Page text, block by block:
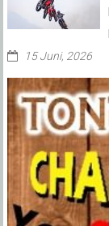
15 Juni, 2026